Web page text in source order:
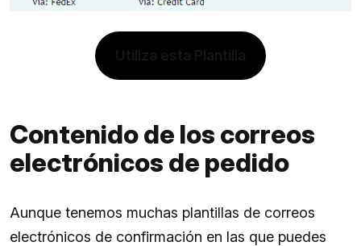
Contenido de los correos
electrónicos de pedido
Aunque tenemos muchas plantillas de correos
electrónicos de confirmación en las que puedes